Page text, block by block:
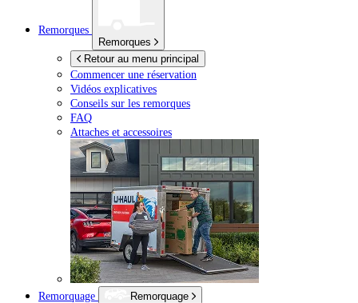
Remorques
Remorques
Retour au menu principal
Commencer une réservation
Vidéos explicatives
Conseils sur les remorques
FAQ
Attaches et accessoires
Remorquage
Remorquage